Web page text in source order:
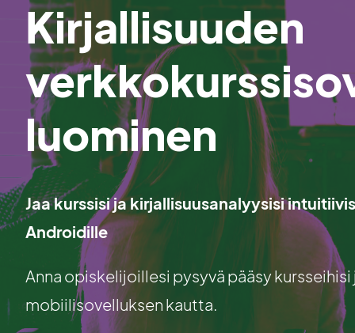
Kirjallisuuden
luominen
Jaa kurssisi ja kirjallisuusanalyysisi
Androidille
Anna opiskelijoillesi pysyvä pääsy
mobiilisovelluksen kautta.